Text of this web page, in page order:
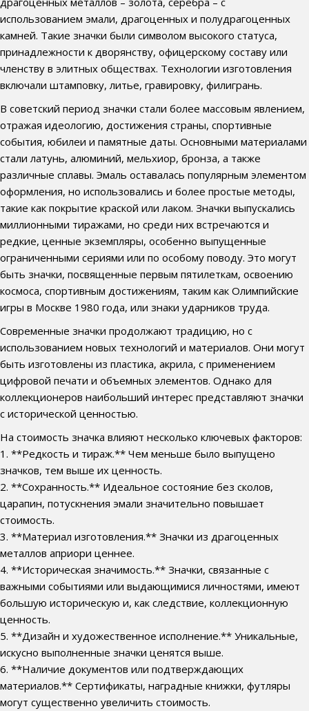
использованием эмали, драгоценных и полудрагоценных
камней. Такие значки были символом высокого статуса,
принадлежности к дворянству, офицерскому составу или
членству в элитных обществах. Технологии изготовления
включали штамповку, литье, гравировку, филигрань.
В советский период значки стали более массовым явлением,
отражая идеологию, достижения страны, спортивные
события, юбилеи и памятные даты. Основными материалами
стали латунь, алюминий, мельхиор, бронза, а также
различные сплавы. Эмаль оставалась популярным элементом
оформления, но использовались и более простые методы,
такие как покрытие краской или лаком. Значки выпускались
миллионными тиражами, но среди них встречаются и
редкие, ценные экземпляры, особенно выпущенные
ограниченными сериями или по особому поводу. Это могут
быть значки, посвященные первым пятилеткам, освоению
космоса, спортивным достижениям, таким как Олимпийские
игры в Москве 1980 года, или знаки ударников труда.
Современные значки продолжают традицию, но с
использованием новых технологий и материалов. Они могут
быть изготовлены из пластика, акрила, с применением
цифровой печати и объемных элементов. Однако для
коллекционеров наибольший интерес представляют значки
с исторической ценностью.
На стоимость значка влияют несколько ключевых факторов:
1. **Редкость и тираж.** Чем меньше было выпущено
значков, тем выше их ценность.
2. **Сохранность.** Идеальное состояние без сколов,
царапин, потускнения эмали значительно повышает
стоимость.
3. **Материал изготовления.** Значки из драгоценных
металлов априори ценнее.
4. **Историческая значимость.** Значки, связанные с
важными событиями или выдающимися личностями, имеют
большую историческую и, как следствие, коллекционную
ценность.
5. **Дизайн и художественное исполнение.** Уникальные,
искусно выполненные значки ценятся выше.
6. **Наличие документов или подтверждающих
материалов.** Сертификаты, наградные книжки, футляры
могут существенно увеличить стоимость.